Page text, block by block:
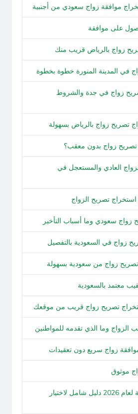
على موافقة
في المدينة المنورة خطوة بخطوة
زواج في جدة والشروط
زواج بدون معقب؟
العادي والمستعجل في
استخراج تصريح الزواج
زواج سعودي وما أسباب التأخير
زواج في السعودية بالتفصيل
تصريح زواج قريب من موقعك
الزواج وما الذي تقدمه للمواطنين
موثوق
الزواج في السعودية لعام 2026 دليل شامل لاختيار